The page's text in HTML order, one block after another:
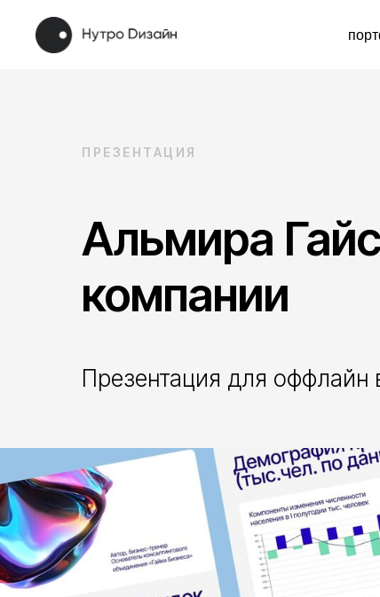
портфолио
ПРЕЗЕНТАЦИЯ
Альмира
компании
Презентация для оффлайн